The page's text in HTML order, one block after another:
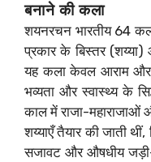
बनाने की कला
शयनरचन भारतीय 64
प्रकार के बिस्तर
यह कला केवल आराम और
भव्यता और स्वास्थ्य के
काल में राजा-महाराजाओं
शय्याएँ तैयार की जाती
सजावट और औषधीय जड़ी-